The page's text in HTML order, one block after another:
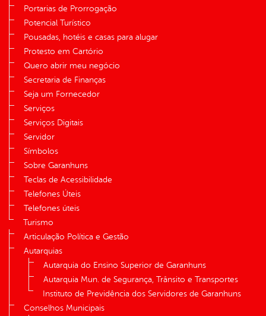
Portarias de Prorrogação
Potencial Turístico
Pousadas, hotéis e casas para alugar
Protesto em Cartório
Quero abrir meu negócio
Secretaria de Finanças
Seja um Fornecedor
Serviços
Serviços Digitais
Servidor
Símbolos
Sobre Garanhuns
Teclas de Acessibilidade
Telefones Úteis
Telefones úteis
Turismo
Articulação Política e Gestão
Autarquias
Autarquia do Ensino Superior de Garanhuns
Autarquia Mun. de Segurança, Trânsito e Transportes
Instituto de Previdência dos Servidores de Garanhuns
Conselhos Municipais